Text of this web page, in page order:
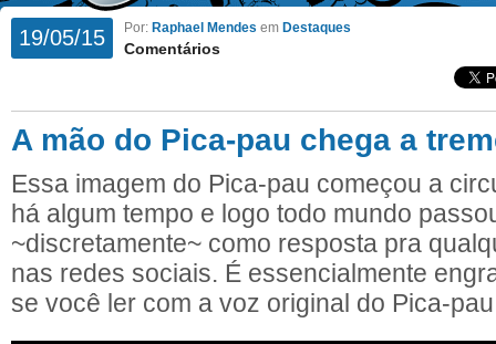
19/05/15 Por: Raphael Mendes em Destaques
Comentários
A mão do Pica-pau chega a
Essa imagem do Pica-pau começou a
há algum tempo e logo todo mundo
~discretamente~ como resposta pra
nas redes sociais. É essencialmente
se você ler com a voz original do Pica-